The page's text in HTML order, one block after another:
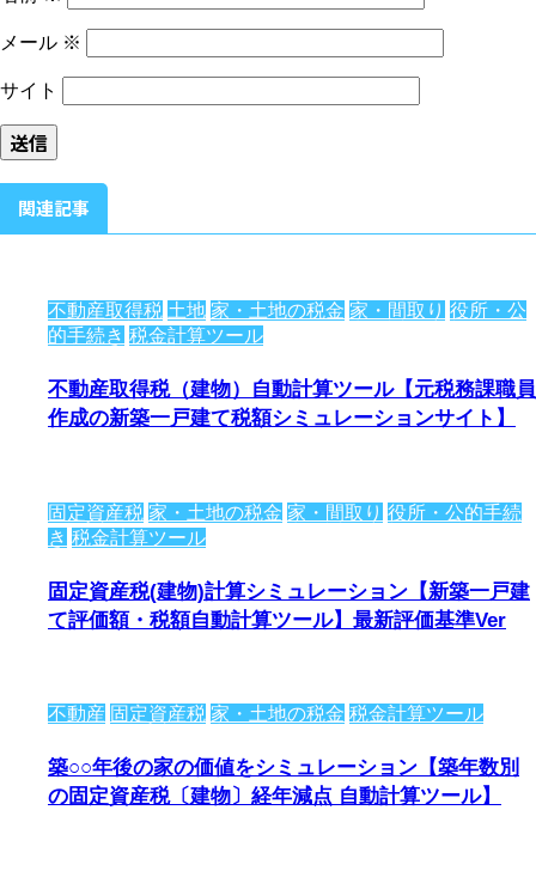
メール ※
サイト
関連記事
不動産取得税 土地 家・土地の税金 家・間取り 役所・公
的手続き 税金計算ツール
不動産取得税（建物）自動計算ツール【元税務課職員
作成の新築一戸建て税額シミュレーションサイト】
固定資産税 家・土地の税金 家・間取り 役所・公的手続
き 税金計算ツール
固定資産税(建物)計算シミュレーション【新築一戸建
て評価額・税額自動計算ツール】最新評価基準Ver
不動産 固定資産税 家・土地の税金 税金計算ツール
築○○年後の家の価値をシミュレーション【築年数別
の固定資産税〔建物〕経年減点 自動計算ツール】